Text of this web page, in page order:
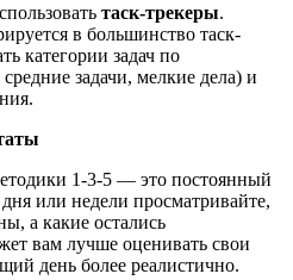
таск-трекеры.
в большинство таск-
категории задач по
задачи, мелкие дела) и
1-3-5 — это постоянный
или недели просматривайте,
а какие остались
вам лучше оценивать свои
день более реалистично.